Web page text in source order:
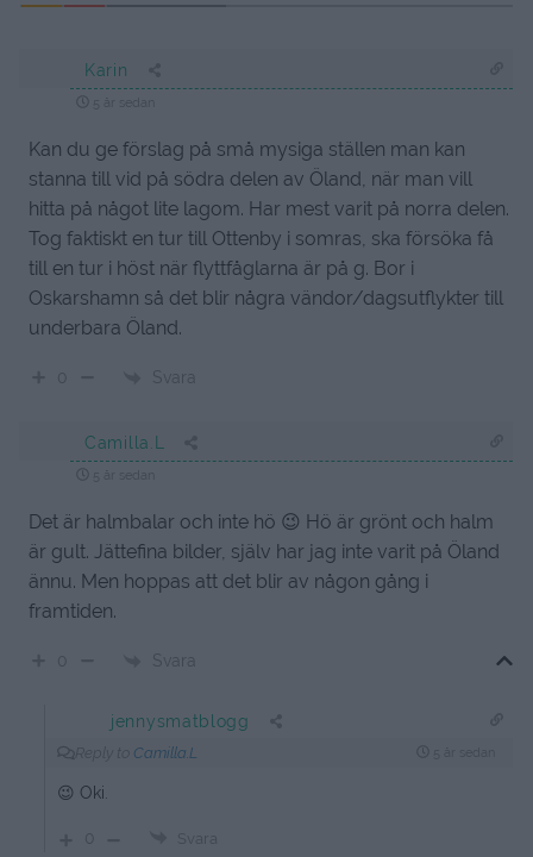
Karin
Kan du ge förslag på små mysiga ställen man kan
stanna till vid på södra delen av Öland, när man vill
hitta på något lite lagom. Har mest varit på norra delen.
Tog faktiskt en tur till Ottenby i somras, ska försöka få
till en tur i höst när flyttfåglarna är på g. Bor i
Oskarshamn så det blir några vändor/dagsutflykter till
underbara Öland.
Svara
Camilla.L
Det är halmbalar och inte hö 😉 Hö är grönt och halm
är gult. Jättefina bilder, själv har jag inte varit på Öland
ännu. Men hoppas att det blir av någon gång i
framtiden.
Svara
jennysmatblogg
Camilla.L
😉 Oki.
Svara